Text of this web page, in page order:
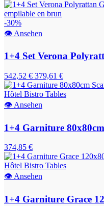
-30%
👁 Ansehen
1+4 Set Verona
542,52 € 379,61 €
👁 Ansehen
1+4 Garniture
374,85 €
👁 Ansehen
1+4 Garniture Grace